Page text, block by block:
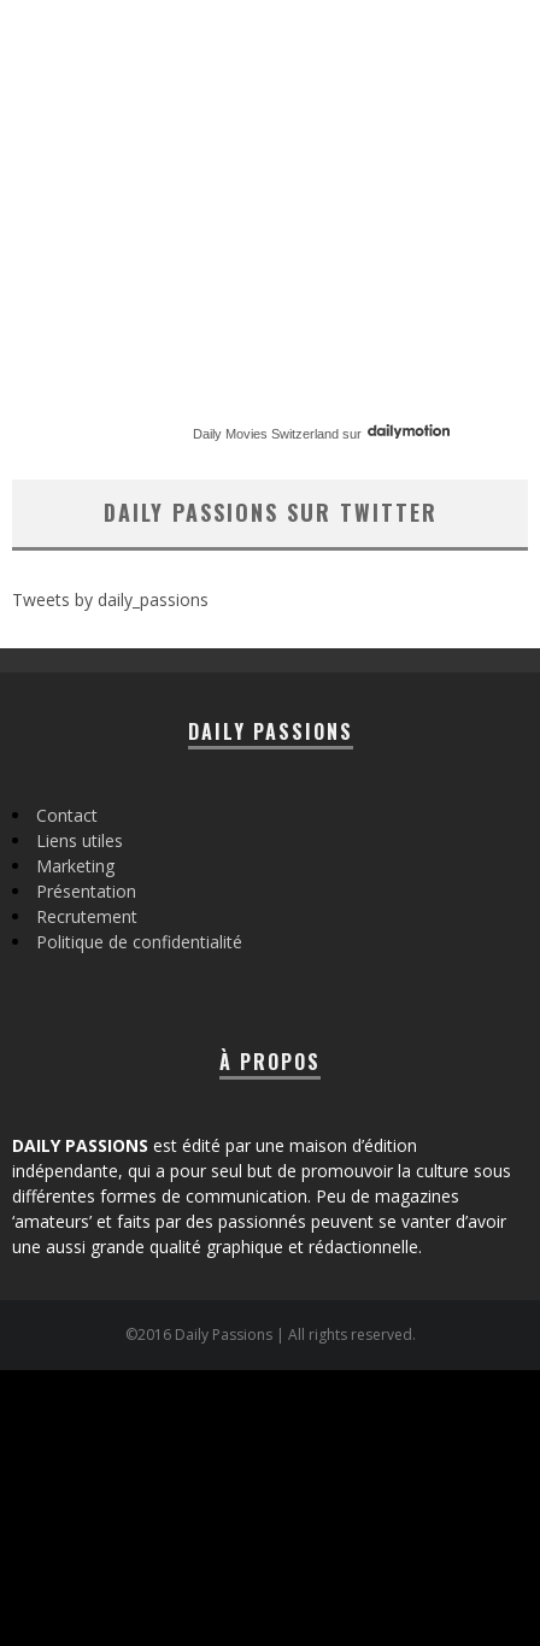
Daily Movies Switzerland sur
DAILY PASSIONS SUR TWITTER
Tweets by daily_passions
DAILY PASSIONS
Contact
Liens utiles
Marketing
Présentation
Recrutement
Politique de confidentialité
À PROPOS
DAILY PASSIONS est édité par une maison d’édition
indépendante, qui a pour seul but de promouvoir la culture sous
différentes formes de communication. Peu de magazines
‘amateurs’ et faits par des passionnés peuvent se vanter d’avoir
une aussi grande qualité graphique et rédactionnelle.
©2016 Daily Passions | All rights reserved.